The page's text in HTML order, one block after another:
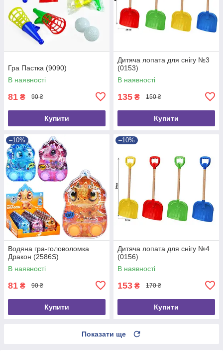
Гра Пастка (9090)
В наявності
81 ₴ 90 ₴
Купити
Дитяча лопата для снігу №3
(0153)
В наявності
135 ₴ 150 ₴
Купити
–10%
Водяна гра-головоломка
Дракон (2586S)
В наявності
81 ₴ 90 ₴
Купити
–10%
Дитяча лопата для снігу №4
(0156)
В наявності
153 ₴ 170 ₴
Купити
Показати ще